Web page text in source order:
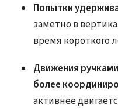
Попытки
заметно в
время короткого
Движения
более
активнее